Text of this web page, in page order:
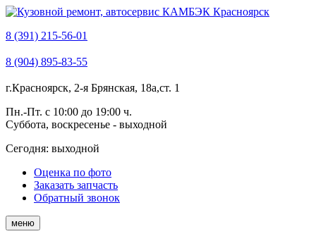
8 (391) 215-56-01
8 (904) 895-83-55
г.Красноярск, 2-я Брянская, 18а,ст. 1
Пн.-Пт. с 10:00 до 19:00 ч.
Суббота, воскресенье - выходной
Сегодня: выходной
Оценка по фото
Заказать запчасть
Обратный звонок
меню